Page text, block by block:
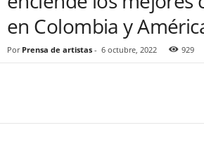
en Colombia y
Por Prensa de artistas - 6 octubre, 2022 929